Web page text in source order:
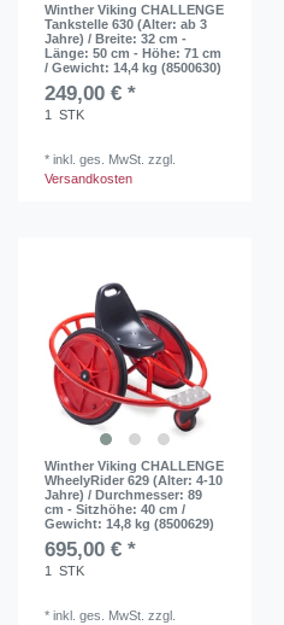
Winther Viking CHALLENGE
Tankstelle 630 (Alter: ab 3
Jahre) / Breite: 32 cm -
Länge: 50 cm - Höhe: 71 cm
/ Gewicht: 14,4 kg (8500630)
249,00 € *
1 STK
*inkl. ges. MwSt. zzgl.
Versandkosten
Winther Viking CHALLENGE
WheelyRider 629 (Alter: 4-10
Jahre) / Durchmesser: 89
cm - Sitzhöhe: 40 cm /
Gewicht: 14,8 kg (8500629)
695,00 € *
1 STK
*inkl. ges. MwSt. zzgl.